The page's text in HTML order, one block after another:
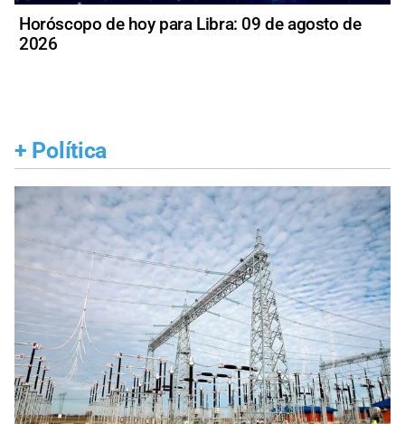
Horóscopo de hoy para Libra: 09 de agosto de
2026
+ Política